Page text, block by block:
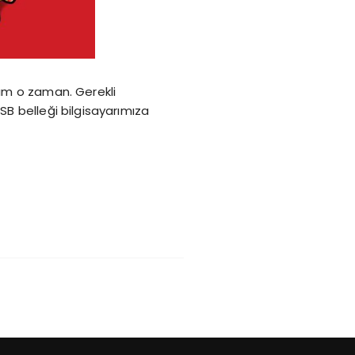
o zaman. Gerekli
belleği bilgisayarımıza